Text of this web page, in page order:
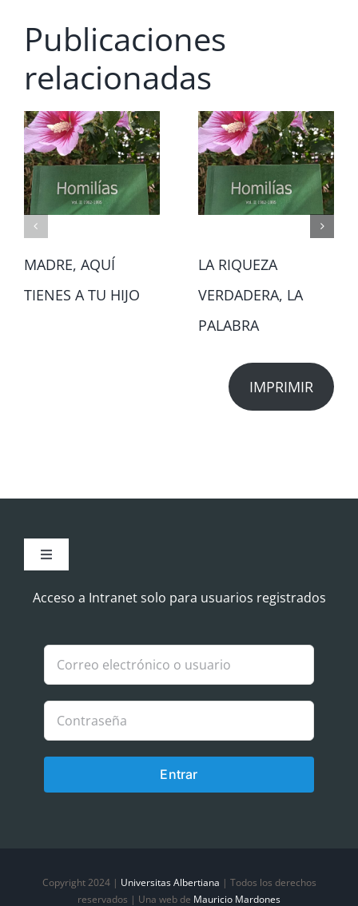
Publicaciones
relacionadas
MADRE, AQUÍ
TIENES A TU HIJO
LA RIQUEZA
VERDADERA, LA
PALABRA
IMPRIMIR
Toggle
Aviso Legal
Política de Cookies
Política de privacidad
Acceso a Intranet solo para usuarios registrados
Entrar
Copyright 2024 | Universitas Albertiana | Todos los derechos
reservados | Una web de Mauricio Mardones